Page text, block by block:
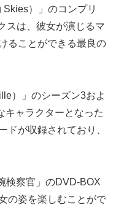
Skies）」のコンプリ
スは、彼女が演じるマ
ることができる最良の
）」のシーズン3およ
キャラクターとなった
ドが収録されており、
検察官」のDVD-BOX
の姿を楽しむことがで